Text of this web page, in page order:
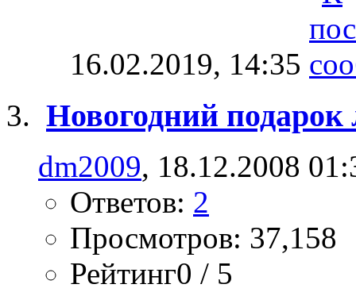
16.02.2019, 14:35
Новогодний
dm2009, 18.12.2008
Ответов: 2
Просмотров: 37,158
Рейтинг0 / 5